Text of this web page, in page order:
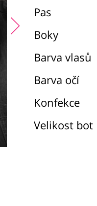
Pas
Boky
Barva vlasů
Barva očí
Konfekce
Velikost bot